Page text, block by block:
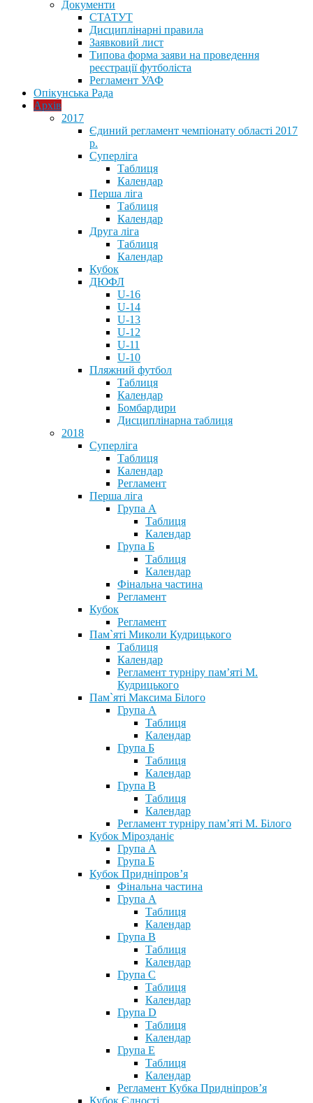
Документи
СТАТУТ
Дисциплінарні правила
Заявковий лист
Типова форма заяви на проведення
реєстрації футболіста
Регламент УАФ
Опікунська Рада
Архів
2017
Єдиний регламент чемпіонату області 2017
р.
Суперліга
Таблиця
Календар
Перша ліга
Таблиця
Календар
Друга ліга
Таблиця
Календар
Кубок
ДЮФЛ
U-16
U-14
U-13
U-12
U-11
U-10
Пляжний футбол
Таблиця
Календар
Бомбардири
Дисциплінарна таблиця
2018
Суперліга
Таблиця
Календар
Регламент
Перша ліга
Група А
Таблиця
Календар
Група Б
Таблиця
Календар
Фінальна частина
Регламент
Кубок
Регламент
Пам`яті Миколи Кудрицького
Таблиця
Календар
Регламент турніру пам’яті М.
Кудрицького
Пам`яті Максима Білого
Група А
Таблиця
Календар
Група Б
Таблиця
Календар
Група В
Таблиця
Календар
Регламент турніру пам’яті М. Білого
Кубок Мірозданіє
Група А
Група Б
Кубок Придніпров’я
Фінальна частина
Група А
Таблиця
Календар
Група В
Таблиця
Календар
Група С
Таблиця
Календар
Група D
Таблиця
Календар
Група Е
Таблиця
Календар
Регламент Кубка Придніпров’я
Кубок Єдності